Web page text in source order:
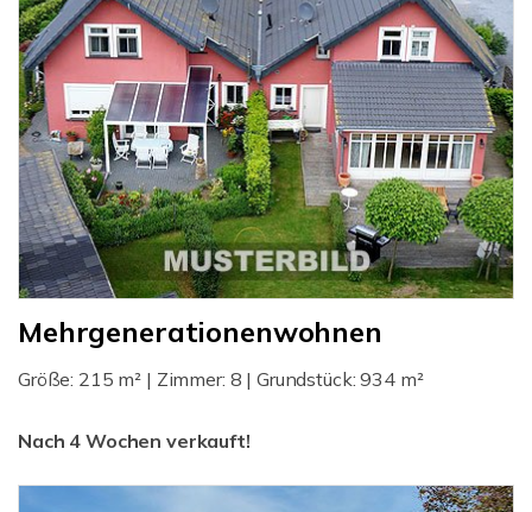
Mehrgenerationenwohnen
Größe: 215 m² | Zimmer: 8 | Grundstück: 934 m²
Nach 4 Wochen verkauft!